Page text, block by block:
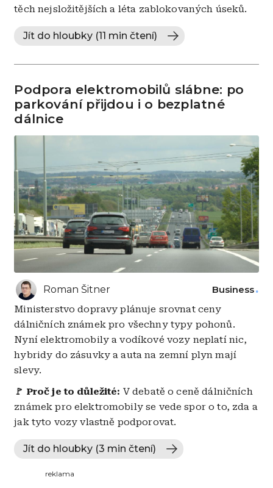
těch nejsložitějších a léta zablokovaných úseků.
Jít do hloubky (11 min čtení)
Podpora elektromobilů slábne: po
parkování přijdou i o bezplatné
dálnice
Roman Šitner Business
Ministerstvo dopravy plánuje srovnat ceny
dálničních známek pro všechny typy pohonů.
Nyní elektromobily a vodíkové vozy neplatí nic,
hybridy do zásuvky a auta na zemní plyn mají
slevy.
🚩 Proč je to důležité: V debatě o ceně dálničních
známek pro elektromobily se vede spor o to, zda a
jak tyto vozy vlastně podporovat.
Jít do hloubky (3 min čtení)
reklama